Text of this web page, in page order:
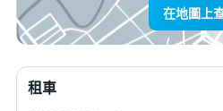
在地圖上
租車